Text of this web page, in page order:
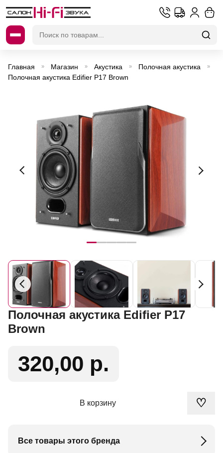
Главная » Магазин » Акустика » Полочная акустика »
Полочная акустика Edifier P17 Brown
Полочная акустика Edifier P17
Brown
320,00 р.
В корзину ♡
Все товары этого бренда